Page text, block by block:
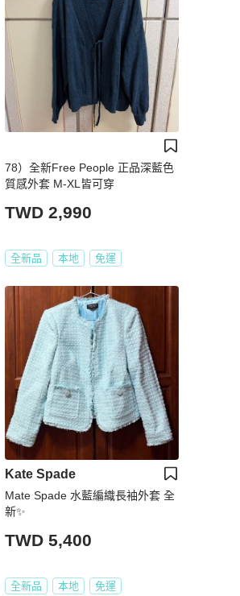
78）全新Free People 正品深藍色
質感外套 M-XL皆可穿
TWD 2,990
全新品 本地 免運
Kate Spade
Mate Spade 水藍編織長袖外套 全
新✨
TWD 5,400
全新品 本地 免運